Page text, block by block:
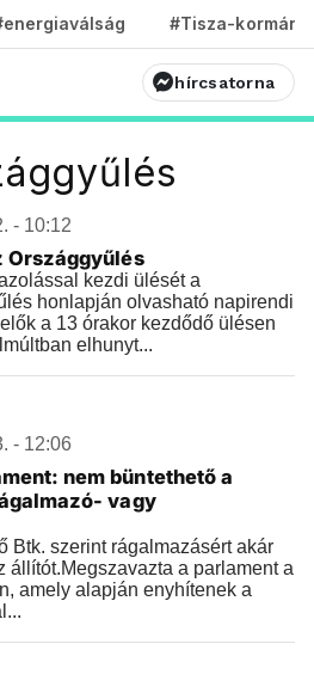
#Tisza-kormány
hírcsatorna
- 10:12
Országgyűlés
kezdi ülését a
honlapján olvasható napirendi
a 13 órakor kezdődő ülésen
elhunyt...
- 12:06
nem büntethető a
vagy
Btk. szerint rágalmazásért akár
állítót.Megszavazta a parlament a
amely alapján enyhítenek a